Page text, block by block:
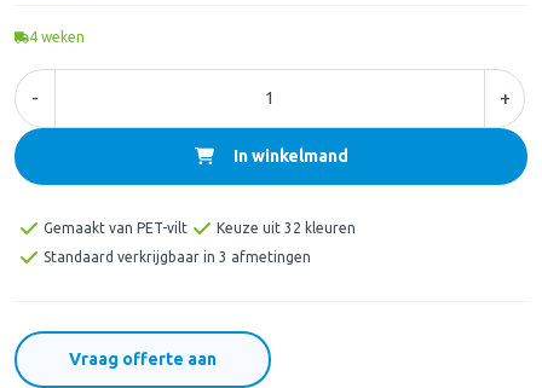
4 weken
- +
In winkelmand
Gemaakt van PET-vilt
Keuze uit 32 kleuren
Standaard verkrijgbaar in 3 afmetingen
Vraag offerte aan